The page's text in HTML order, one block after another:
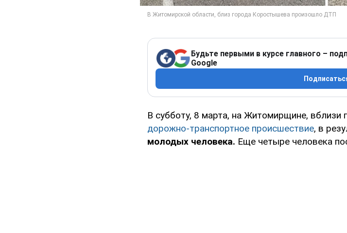
Будьте первыми в курсе главного –
Google
В субботу, 8 марта, на Житомирщине,
дорожно-транспортное происшествие, в
молодых человека. Еще четыре человека